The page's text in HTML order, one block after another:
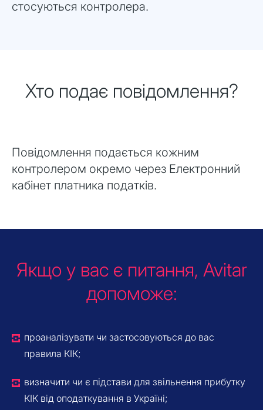
стосуються контролера.
Хто подає повідомлення?
Повідомлення подається кожним
контролером окремо через Електронний
кабінет платника податків.
Якщо у вас є питання, Avitar
допоможе:
проаналізувати чи застосовуються до вас
правила КІК;
визначити чи є підстави для звільнення прибутку
КІК від оподаткування в Україні;